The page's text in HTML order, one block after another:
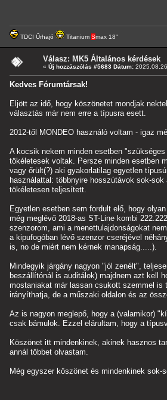
TDCI Űrhajó Titanium Smax 18"
Válasz: MK5 Általános kérdések
« Új hozzászólás #5683 Dátum:
Kedves Fórumtársak!
Eljött az idő, hogy köszönetet mondjak
választás már nem erre a típusra esett.
2012-től MONDEO használó voltam - igaz
A kocsik nekem minden esetben
tökéletesek voltak. Persze minden esetben
vagy őrült(?) aki gyakorlatilag egyetlen
használattal: többnyire hosszútávok sok-
tökéletesen teljesített.
Egyetlen esetben sem fordult elő, hogy
még meglévő 2018-as ST-Line kombi
szenzorom, ami a menettulajdonságokat
a kipufogóban lévő szenzor cseréjével
is, no de miért nem kérnek manapság.....).
Mindegyik járgány nagyon "jól zenélt",
beszállítónál is auditálok) majdnem azt kell
mostaniakat már lassan csukott szemmel is
irányíthatja, de a műszaki oldalon és az
Az is nagyon meglepő, hogy a (valamikor)
csak bámulok. Ezzel elárultam, hogy a
Köszönet itt mindenkinek, akinek hasznos
annál többet olvastam.
Még egyszer köszönet és mindenkinek